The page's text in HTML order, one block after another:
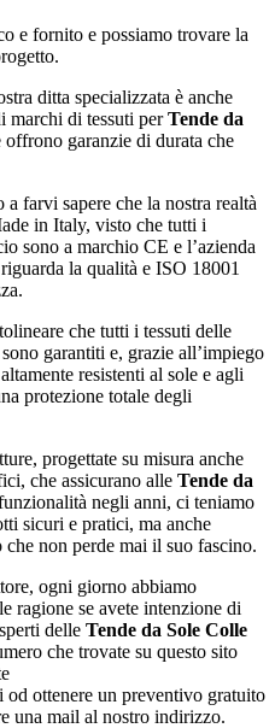
e fornito e possiamo trovare la
ditta specializzata è anche
marchi di tessuti perTende da
offrono garanzie di durata che
farvi sapere che la nostra realtà
in Italy, visto che tutti i
sono a marchio CE e l’azienda
la qualità e ISO 18001
che tutti i tessuti delle
sono garantiti e, grazie all’impiego
resistenti al sole e agli
protezione totale degli
progettate su misura anche
che assicurano alle Tende da
negli anni, ci teniamo
sicuri e pratici, ma anche
non perde mai il suo fascino.
ogni giorno abbiamo
ragione se avete intenzione di
delle Tende da Sole Colle
che trovate su questo sito
ottenere un preventivo gratuito
una mail al nostro indirizzo.